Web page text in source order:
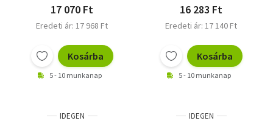
17 070 Ft
Eredeti ár: 17 968 Ft
Kosárba
5 - 10 munkanap
16 283 Ft
Eredeti ár: 17 140 Ft
Kosárba
5 - 10 munkanap
IDEGEN IDEGEN